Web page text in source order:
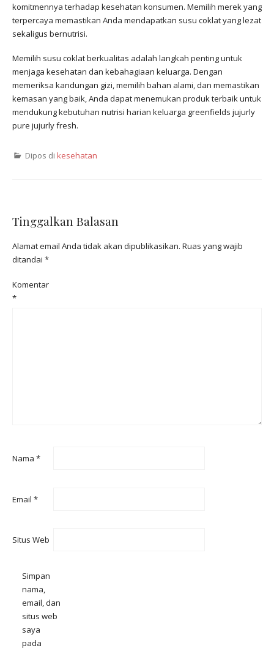
komitmennya terhadap kesehatan konsumen. Memilih merek yang
terpercaya memastikan Anda mendapatkan susu coklat yang lezat
sekaligus bernutrisi.
Memilih susu coklat berkualitas adalah langkah penting untuk
menjaga kesehatan dan kebahagiaan keluarga. Dengan
memeriksa kandungan gizi, memilih bahan alami, dan memastikan
kemasan yang baik, Anda dapat menemukan produk terbaik untuk
mendukung kebutuhan nutrisi harian keluarga greenfields jujurly
pure jujurly fresh.
Dipos di kesehatan
Tinggalkan Balasan
Alamat email Anda tidak akan dipublikasikan. Ruas yang wajib
ditandai *
Komentar
*
Nama *
Email *
Situs Web
Simpan
nama,
email, dan
situs web
saya
pada